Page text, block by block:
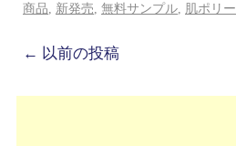
商品
新発売 無料サンプル 肌ポリー
← 以前の投稿